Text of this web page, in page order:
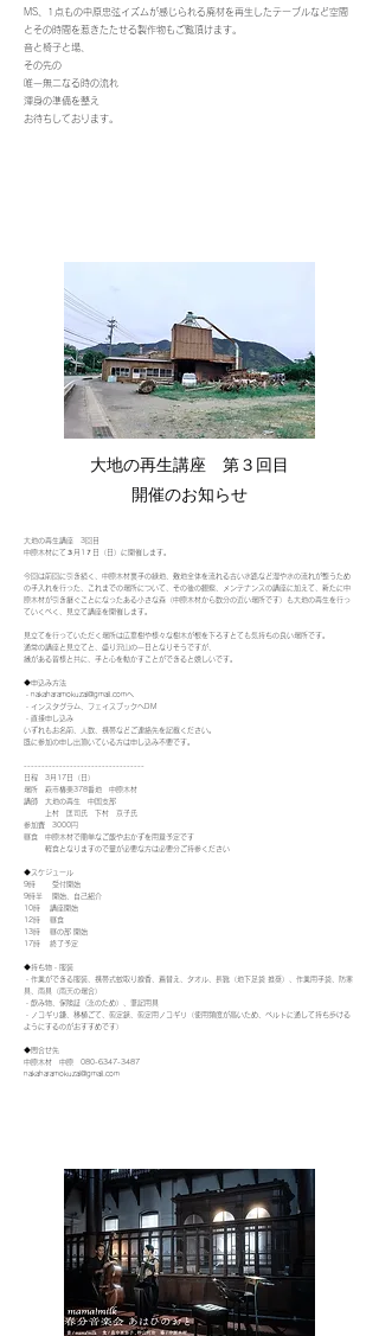
MS、1点もの中原忠弦イズムが感じられる廃材を再生したテーブルなど空間
とその時間を惹きたたせる製作物もご覧頂けます。
音と椅子と場、
その先の
唯一無二なる時の流れ
渾身の準備を整え
お待ちしております。
大地の再生講座 第３回目
開催のお知らせ
大地の再生講座 3回目
中原木材にて３月1７日（日）に開催します。
今回は前回に引き続く、中原木材裏手の緑地、敷地全体を流れる古い水路など湿や水の流れが整うため
の手入れを行った、これまでの場所について、その後の観察、メンテナンスの講座に加えて、新たに中
原木材が引き継ぐことになったある小さな森（中原木材から数分の近い場所です）も大地の再生を行っ
ていくべく、見立て講座を開催します。
見立てを行っていただく場所は広葉樹や様々な樹木が根を下ろすとても気持ちの良い場所です。
通常の講座と見立てと、盛り沢山の一日となりそうですが、
縁がある皆様と共に、手と心を動かすことができると嬉しいです。
◆申込み方法
・nakaharamokuzai@gmail.comへ
・インスタグラム、フェイスブックへDM
・直接申し込み
いずれもお名前、人数、携帯などご連絡先を記載ください。
既に参加の申し出頂いている方は申し込み不要です。
----------------------------------
日程 3月17日（日）
場所 萩市椿東378番地 中原木材
講師 大地の再生 中国支部
上村 匡司氏 下村 京子氏
参加費 3000円
昼食 中原木材で簡単なご飯やおかずを用意予定です
軽食となりますので量が必要な方は必要分ご持参ください
◆スケジュール
9時 受付開始
9時半 開始、自己紹介
10時 講座開始
12時 昼食
13時 昼の部 開始
17時 終了予定
◆持ち物・服装
・作業ができる服装、携帯式蚊取り線香、着替え、タオル、長靴（地下足袋 推奨）、作業用手袋、防寒
具、雨具（雨天の場合）
・飲み物、保険証（念のため）、筆記用具
・ノコギリ鎌、移植ごて、剪定鋏、剪定用ノコギリ（使用頻度が高いため、ベルトに通して持ち歩ける
ようにするのがおすすめです）
◆問合せ先
中原木材 中原 080-6347-3487
nakaharamokuzai@gmail.com